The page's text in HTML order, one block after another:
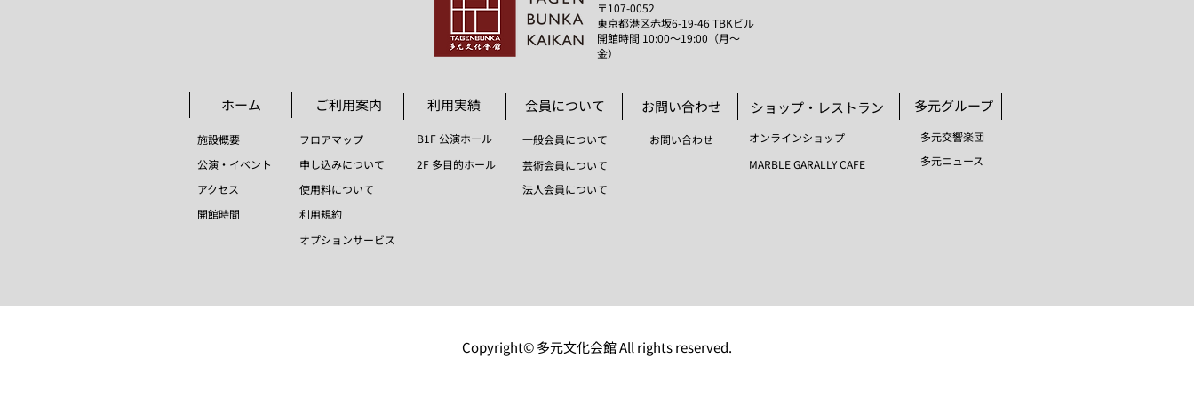
​〒107-0052
東京都港区赤坂6-19-46 TBKビル
​開館時間 10:00～19:00（月～
金）
​ホーム ​ご利用案内 ​利用実績 ​会員について ​お問い合わせ ​ショップ・レストラン ​多元グループ
​施設概要 ​フロアマップ B1F 公演ホール
​一般会員について
公演・イベント
​申し込みについて 2F 多目的ホール
芸術会員について
​アクセス
​使用料について ​法人会員について
​お問い合わせ
​オンラインショップ
MARBLE GARALLY CAFE
​多元交響楽団
​多元ニュース
​開館時間
​利用規約
​オプションサービス
Copyright© 多元文化会館 All rights reserved.